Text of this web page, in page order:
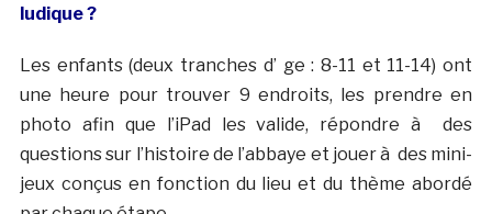
ludique ?
Les enfants (deux tranches d’ ge : 8-11 et 11-14) ont
une heure pour trouver 9 endroits, les prendre en
photo afin que l’iPad les valide, répondre à des
questions sur l’histoire de l’abbaye et jouer à des mini-
jeux conçus en fonction du lieu et du thème abordé